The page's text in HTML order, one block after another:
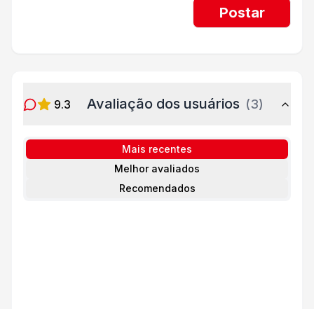
Postar
9.3 Avaliação dos usuários (3)
Mais recentes
Melhor avaliados
Recomendados